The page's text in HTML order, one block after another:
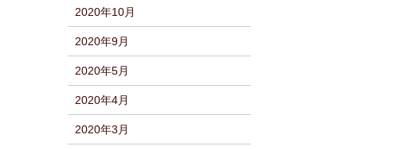
2020年10月
2020年9月
2020年5月
2020年4月
2020年3月